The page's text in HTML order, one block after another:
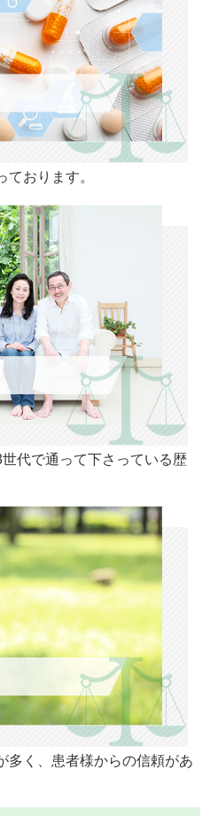
おります。
代で通って下さっている歴
多く、患者様からの信頼があ